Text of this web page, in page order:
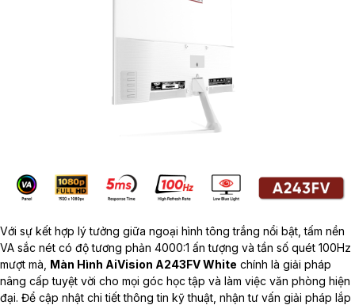
Với sự kết hợp lý tưởng giữa ngoại hình tông trắng nổi bật, tấm nền
VA sắc nét có độ tương phản 4000:1 ấn tượng và tần số quét 100Hz
mượt mà, Màn Hình AiVision A243FV White chính là giải pháp
nâng cấp tuyệt vời cho mọi góc học tập và làm việc văn phòng hiện
đại. Để cập nhật chi tiết thông tin kỹ thuật, nhận tư vấn giải pháp lắp